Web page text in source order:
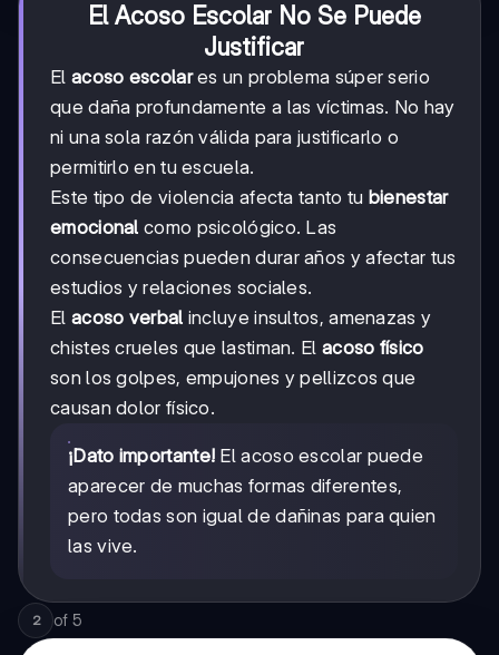
El Acoso Escolar No Se Puede
Justificar
El acoso escolares un problema súper serio
que daña profundamente a las víctimas. No hay
ni una sola razón válida para justificarlo o
permitirlo en tu escuela.
Este tipo de violencia afecta tanto tu bienestar
emocional como psicológico. Las
consecuencias pueden durar años y afectar tus
estudios y relaciones sociales.
El acoso verbal incluye insultos, amenazas y
chistes crueles que lastiman. El acoso físico
son los golpes, empujones y pellizcos que
causan dolor físico.
¡Dato importante! El acoso escolar puede
aparecer de muchas formas diferentes,
pero todas son igual de dañinas para quien
las vive.
2 of 5